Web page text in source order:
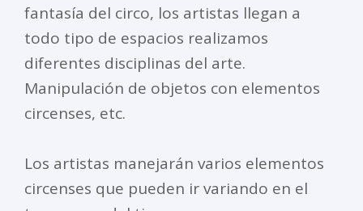
fantasía del circo, los artistas llegan a
todo tipo de espacios realizamos
diferentes disciplinas del arte.
Manipulación de objetos con elementos
circenses, etc.
Los artistas manejarán varios elementos
circenses que pueden ir variando en el